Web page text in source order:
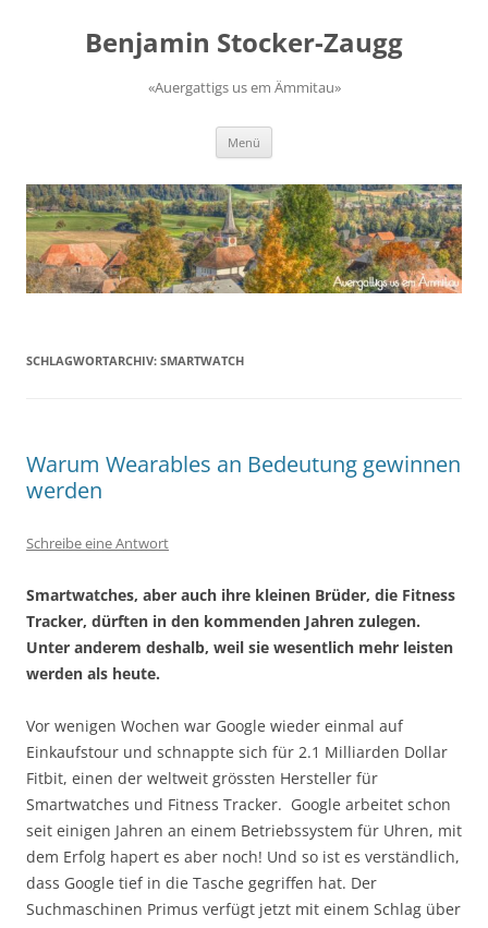
springenBenjamin Stocker-Zaugg
«Auergattigs us em Ämmitau»
Menü
SCHLAGWORTARCHIV: SMARTWATCH
Warum Wearables an Bedeutung gewinnen
werden
Schreibe eine Antwort
Smartwatches, aber auch ihre kleinen Brüder, die Fitness
Tracker, dürften in den kommenden Jahren zulegen.
Unter anderem deshalb, weil sie wesentlich mehr leisten
werden als heute.
Vor wenigen Wochen war Google wieder einmal auf
Einkaufstour und schnappte sich für 2.1 Milliarden Dollar
Fitbit, einen der weltweit grössten Hersteller für
Smartwatches und Fitness Tracker. Google arbeitet schon
seit einigen Jahren an einem Betriebssystem für Uhren, mit
dem Erfolg hapert es aber noch! Und so ist es verständlich,
dass Google tief in die Tasche gegriffen hat. Der
Suchmaschinen Primus verfügt jetzt mit einem Schlag über